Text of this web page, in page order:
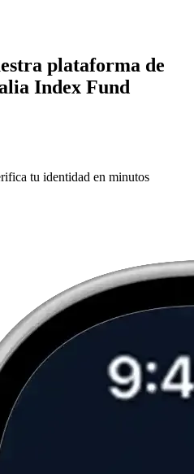
plataforma de
Index Fund
tu identidad en minutos